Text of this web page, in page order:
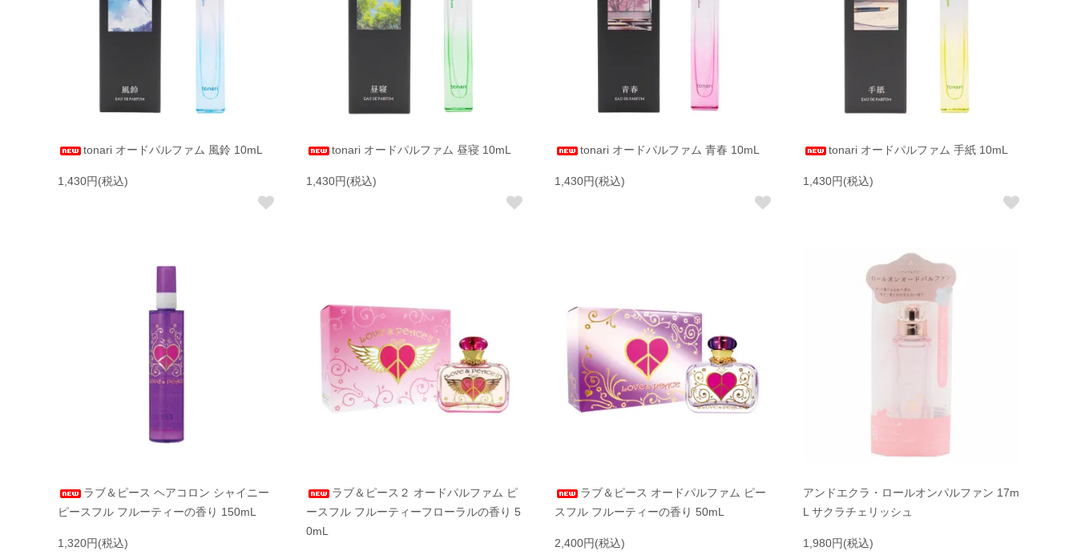
tonari オードパルファム 風鈴 10mL
1,430円(税込)
tonari オードパルファム 昼寝 10mL
1,430円(税込)
tonari オードパルファム 青春 10mL
1,430円(税込)
tonari オードパルファム 手紙 10mL
1,430円(税込)
ラブ＆ピース ヘアコロン シャイニー
ピースフル フルーティーの香り 150mL
1,320円(税込)
ラブ＆ピース２ オードパルファム ピ
ースフル フルーティーフローラルの香り 5
0mL
ラブ＆ピース オードパルファム ピー
スフル フルーティーの香り 50mL
2,400円(税込)
アンドエクラ・ロールオンパルファン 17m
L サクラチェリッシュ
1,980円(税込)